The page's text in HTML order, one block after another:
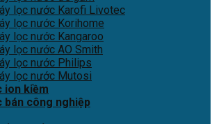
lọc nước Karofi Livotec
lọc nước Korihome
lọc nước Kangaroo
lọc nước AO Smith
lọc nước Philips
lọc nước Mutosi
ion kiềm
bán công nghiệp